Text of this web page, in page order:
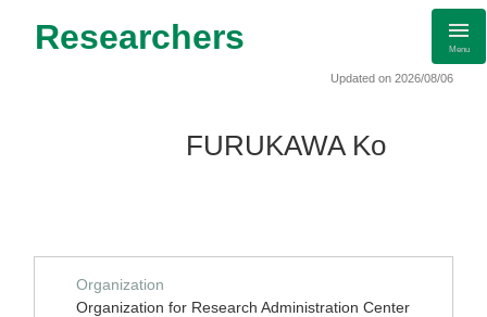
Researchers Menu
Updated on 2026/08/06
FURUKAWA Ko
Organization
Organization for Research Administration Center